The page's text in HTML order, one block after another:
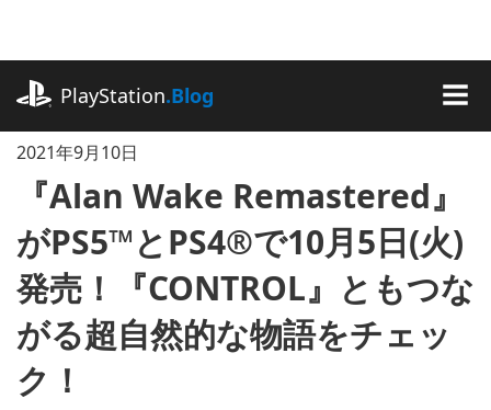
に
ッ
PlayStation.Blog
2021年9月10日
『Alan Wake Remastered』
がPS5™とPS4®で10月5日(火)
発売！『CONTROL』ともつな
がる超自然的な物語をチェッ
ク！